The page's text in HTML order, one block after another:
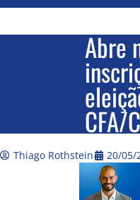
Abre
CFA/
Thiago Rothstein 20/05/